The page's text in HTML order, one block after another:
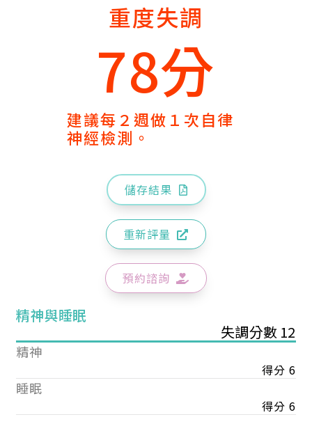
重度失調
78分
建議每２週做１次自律
神經檢測。
儲存結果
重新評量
預約諮詢
精神與睡眠
失調分數 12
精神
得分 6
睡眠
得分 6